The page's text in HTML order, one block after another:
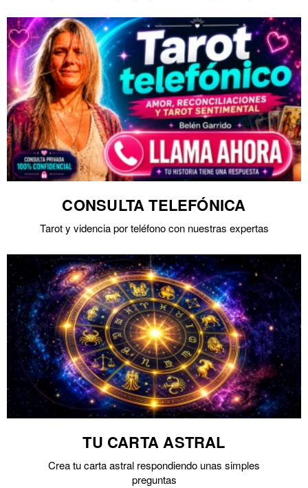
CONSULTA TELEFÓNICA
Tarot y videncia por teléfono con nuestras expertas
TU CARTA ASTRAL
Crea tu carta astral respondiendo unas simples
preguntas